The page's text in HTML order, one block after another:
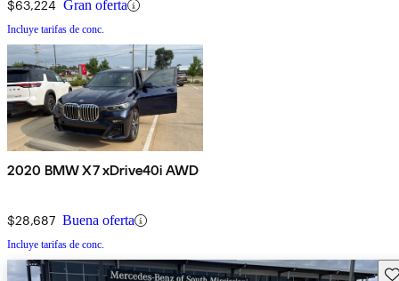
$63,224 Gran oferta
Incluye tarifas de conc.
2020 BMW X7 xDrive40i AWD
$28,687 Buena oferta
Incluye tarifas de conc.